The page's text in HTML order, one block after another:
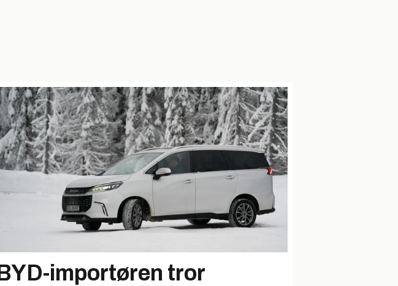
BYD-importøren tror